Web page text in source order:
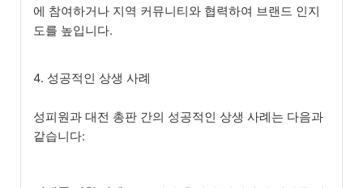
에 참여하거나 지역 커뮤니티와 협력하여 브랜드 인지
도를 높입니다.
4. 성공적인 상생 사례
성피원과 대전 총판 간의 성공적인 상생 사례는 다음과
같습니다: